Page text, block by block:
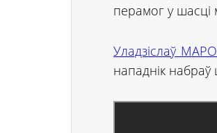
перамог у шасці
Уладзіслаў
нападнік